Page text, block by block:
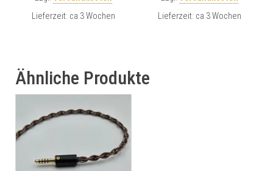
Lieferzeit: ca 3 Wochen
Lieferzeit: ca 3 Wochen
Ähnliche Produkte